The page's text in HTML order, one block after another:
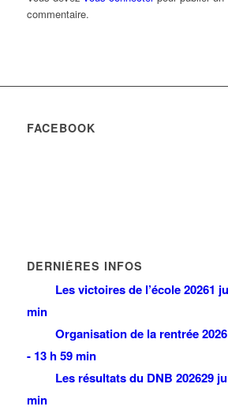
commentaire.
FACEBOOK
DERNIÈRES INFOS
Les victoires de l’école 20261
min
Organisation de la rentrée
- 13 h 59 min
Les résultats du DNB 202629
min